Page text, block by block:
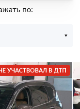
по:
УЧАСТВОВАЛ В ДТП